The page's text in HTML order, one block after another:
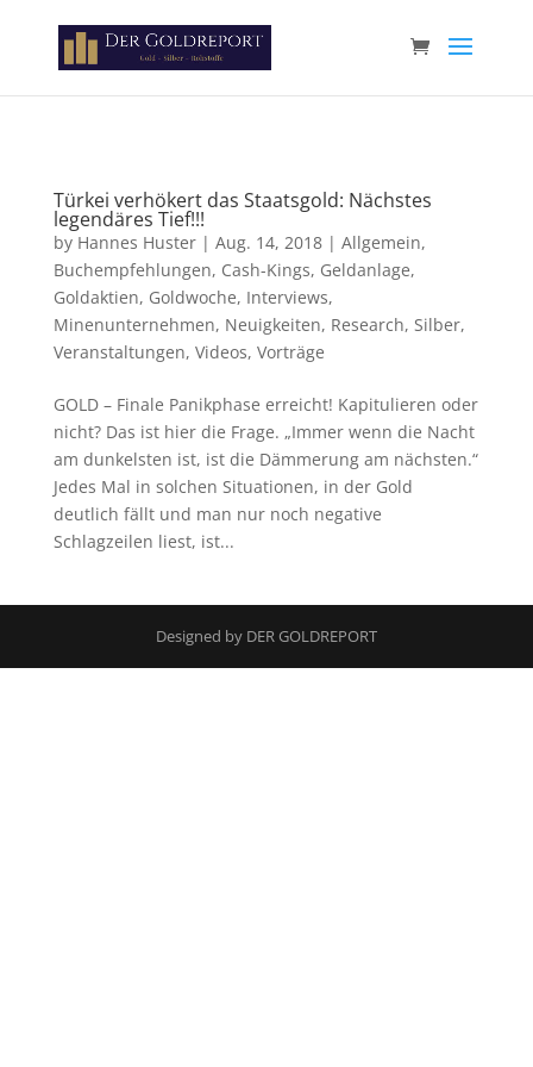
Türkei verhökert das Staatsgold: Nächstes
legendäres Tief!!!
by Hannes Huster| Aug. 14, 2018| Allgemein,
Buchempfehlungen, Cash-Kings, Geldanlage,
Goldaktien, Goldwoche, Interviews,
Minenunternehmen, Neuigkeiten, Research, Silber,
Veranstaltungen, Videos, Vorträge
GOLD – Finale Panikphase erreicht! Kapitulieren oder
nicht? Das ist hier die Frage. „Immer wenn die Nacht
am dunkelsten ist, ist die Dämmerung am nächsten.“
Jedes Mal in solchen Situationen, in der Gold
deutlich fällt und man nur noch negative
Schlagzeilen liest, ist...
Designed by DER GOLDREPORT